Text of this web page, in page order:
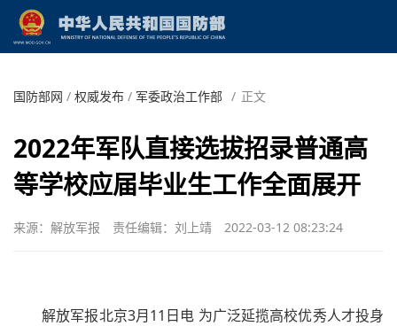
国防部网 / 权威发布 / 军委政治工作部 / 正文
2022年军队直接选拔招录普通高
等学校应届毕业生工作全面展开
来源：解放军报 责任编辑：刘上靖 2022-03-12 08:23:24
解放军报北京3月11日电 为广泛延揽高校优秀人才投身